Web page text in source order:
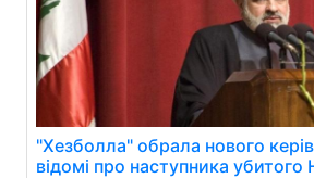
"Хезболла" обрала нового
відомі про наступника